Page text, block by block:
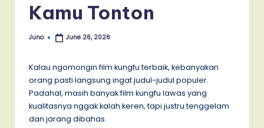
Kamu Tonton
Posted
Juno June 26, 2026
Kalau ngomongin film kungfu terbaik, kebanyakan
orang pasti langsung ingat judul-judul populer.
Padahal, masih banyak film kungfu lawas yang
kualitasnya nggak kalah keren, tapi justru tenggelam
dan jarang dibahas.